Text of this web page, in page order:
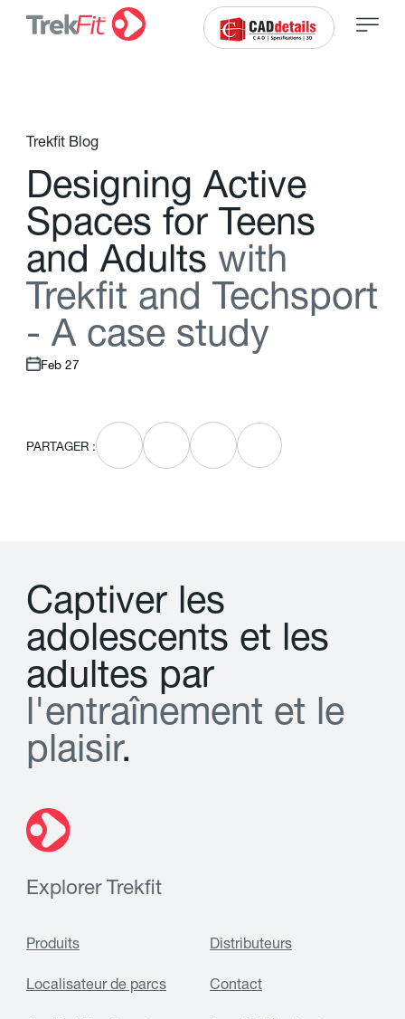
Trekfit Blog
Designing Active
Spaces for Teens
and Adults with
Trekft and Techsport
- A case study
Feb 27
PARTAGER :
Captiver les
adolescents et les
adultes par
l'entraînement et le
plaisir.
Explorer Trekfit
Produits Distributeurs
Localisateur de parcs Contact